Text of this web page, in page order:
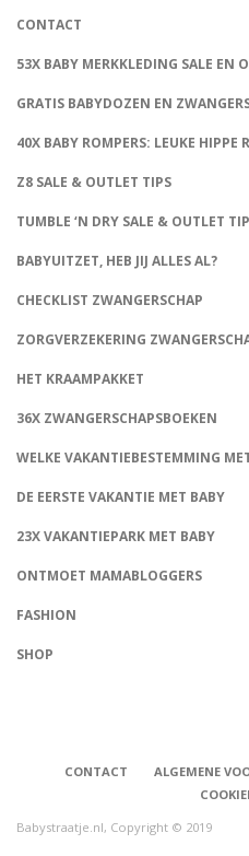
CONTACT
53X BABY MERKKLEDING SALE EN
GRATIS BABYDOZEN EN
40X BABY ROMPERS: LEUKE HIPPE
Z8 SALE & OUTLET TIPS
TUMBLE ‘N DRY SALE & OUTLET
BABYUITZET, HEB JIJ ALLES AL?
CHECKLIST ZWANGERSCHAP
ZORGVERZEKERING
HET KRAAMPAKKET
36X ZWANGERSCHAPSBOEKEN
WELKE VAKANTIEBESTEMMING
DE EERSTE VAKANTIE MET BABY
23X VAKANTIEPARK MET BABY
ONTMOET MAMABLOGGERS
FASHION
SHOP
CONTACT ALGEMENE
Babystraatje.nl, Copyright © 2019